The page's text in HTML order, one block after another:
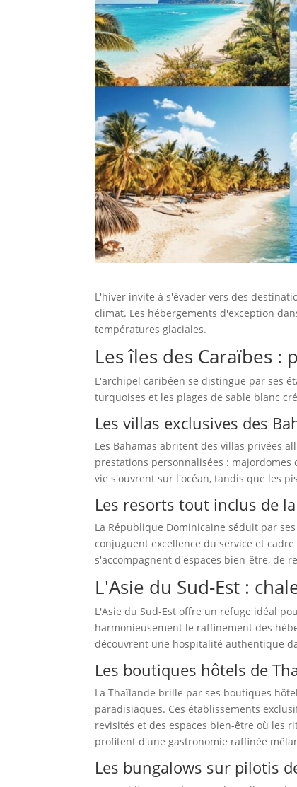
L'hiver invite à s'évader vers des
climat. Les hébergements d'exception
températures glaciales.
Les îles des Caraïbes
L'archipel caribéen se distingue par ses
turquoises et les plages de sable blanc
Les villas exclusives des
Les Bahamas abritent des villas privées
prestations personnalisées : majordomes
vie s'ouvrent sur l'océan, tandis que les
Les resorts tout inclus de
La République Dominicaine séduit par
conjuguent excellence du service et
s'accompagnent d'espaces bien-être, de
L'Asie du Sud-Est :
L'Asie du Sud-Est offre un refuge idéal
harmonieusement le raffinement des
découvrent une hospitalité authentique
Les boutiques hôtels de
La Thaïlande brille par ses boutiques
paradisiaques. Ces établissements
revisités et des espaces bien-être où les
profitent d'une gastronomie raffinée
Les bungalows sur pilotis